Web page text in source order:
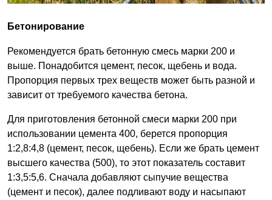
Бетонирование
Рекомендуется брать бетонную смесь марки 200 и
выше. Понадобится цемент, песок, щебень и вода.
Пропорция первых трех веществ может быть разной и
зависит от требуемого качества бетона.
Для приготовления бетонной смеси марки 200 при
использовании цемента 400, берется пропорция
1:2,8:4,8 (цемент, песок, щебень). Если же брать цемент
высшего качества (500), то этот показатель составит
1:3,5:5,6. Сначала добавляют сыпучие вещества
(цемент и песок), далее подливают воду и насыпают